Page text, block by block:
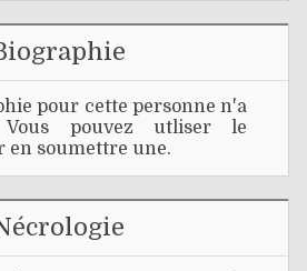
pour cette personne n'a
Vous pouvez utliser le
soumettre une.